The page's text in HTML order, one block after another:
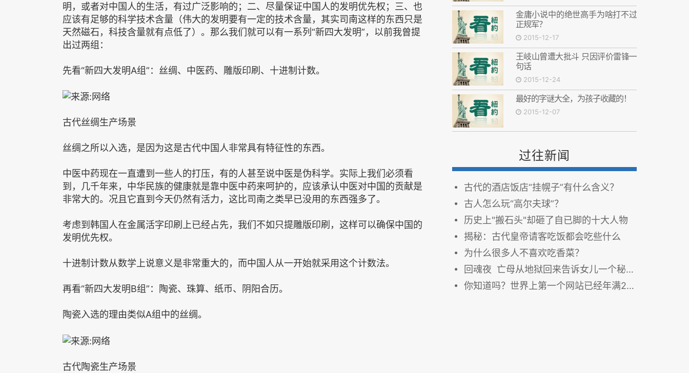
明，或者对中国人的生活，有过广泛影响的；二、尽量保证中国人的发明优先权；三、也
应该有足够的科学技术含量（伟大的发明要有一定的技术含量，其实司南这样的东西只是
天然磁石，科技含量就有点低了）。那么我们就可以有一系列“新四大发明”，以前我曾提
出过两组：
先看“新四大发明A组”：丝绸、中医药、雕版印刷、十进制计数。
古代丝绸生产场景
丝绸之所以入选，是因为这是古代中国人非常具有特征性的东西。
中医中药现在一直遭到一些人的打压，有的人甚至说中医是伪科学。实际上我们必须看
到，几千年来，中华民族的健康就是靠中医中药来呵护的，应该承认中医对中国的贡献是
非常大的。况且它直到今天仍然有活力，这比司南之类早已没用的东西强多了。
考虑到韩国人在金属活字印刷上已经占先，我们不如只提雕版印刷，这样可以确保中国的
发明优先权。
十进制计数从数学上说意义是非常重大的，而中国人从一开始就采用这个计数法。
再看“新四大发明B组”：陶瓷、珠算、纸币、阴阳合历。
陶瓷入选的理由类似A组中的丝绸。
古代陶瓷生产场景
金庸小说中的绝世高手为啥打不过
正规军？
2015-12-17
王岐山曾遭大批斗 只因评价雷锋一
句话
2015-12-24
最好的字谜大全，为孩子收藏的！
2015-12-07
过往新闻
古代的酒店饭店“挂幌子”有什么含义？
古人怎么玩“高尔夫球”？
历史上"搬石头"却砸了自已脚的十大人物
揭秘：古代皇帝请客吃饭都会吃些什么
为什么很多人不喜欢吃香菜？
回魂夜 亡母从地狱回来告诉女儿一个秘密
你知道吗？世界上第一个网站已经年满25岁了